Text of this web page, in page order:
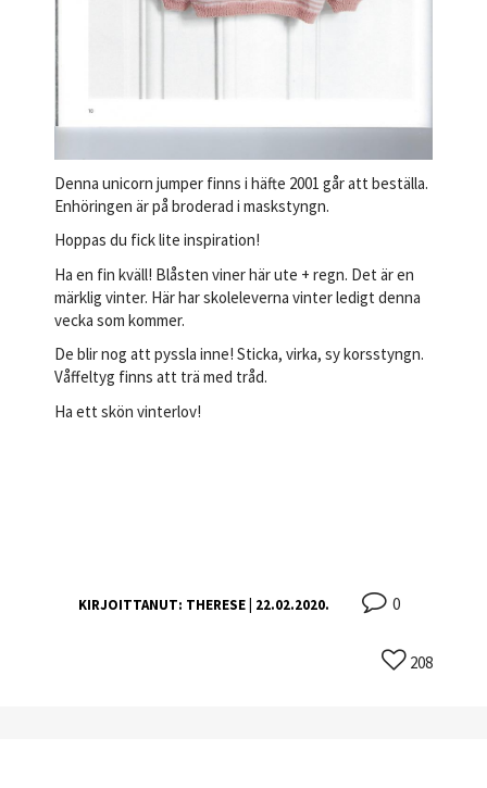
Denna unicorn jumper finns i häfte 2001 går att beställa.
Enhöringen är på broderad i maskstyngn.
Hoppas du fick lite inspiration!
Ha en fin kväll! Blåsten viner här ute + regn. Det är en
märklig vinter. Här har skoleleverna vinter ledigt denna
vecka som kommer.
De blir nog att pyssla inne! Sticka, virka, sy korsstyngn.
Våffeltyg finns att trä med tråd.
Ha ett skön vinterlov!
KIRJOITTANUT: THERESE | 22.02.2020. 0
208